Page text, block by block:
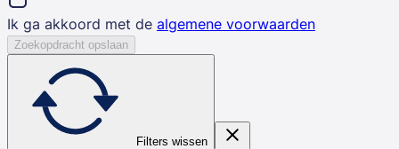
Ik ga akkoord met de algemene voorwaarden
Zoekopdracht opslaan
Filters wissen